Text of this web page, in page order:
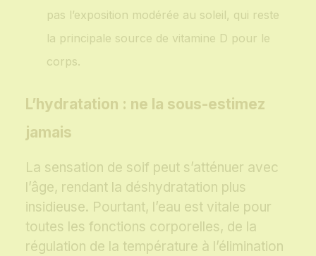
pas l’exposition modérée au soleil, qui reste
la principale source de vitamine D pour le
corps.
L’hydratation : ne la sous-estimez
jamais
La sensation de soif peut s’atténuer avec
l’âge, rendant la déshydratation plus
insidieuse. Pourtant, l’eau est vitale pour
toutes les fonctions corporelles, de la
régulation de la température à l’élimination